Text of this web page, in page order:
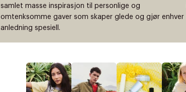
samlet masse inspirasjon til personlige og
omtenksomme gaver som skaper glede og gjør enhver
anledning spesiell.